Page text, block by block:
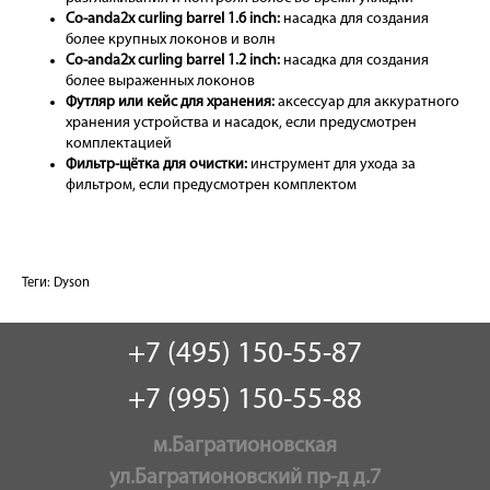
Co-anda2x curling barrel 1.6 inch: насадка для создания
более крупных локонов и волн
Co-anda2x curling barrel 1.2 inch: насадка для создания
более выраженных локонов
Футляр или кейс для хранения: аксессуар для аккуратного
хранения устройства и насадок, если предусмотрен
комплектацией
Фильтр-щётка для очистки: инструмент для ухода за
фильтром, если предусмотрен комплектом
Теги: Dyson
+7 (495) 150-55-87
+7 (995) 150-55-88
м.Багратионовская
ул.Багратионовский пр-д д.7